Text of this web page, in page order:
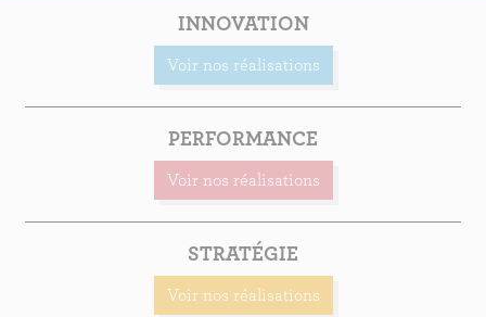
INNOVATION
Voir nos réalisations
PERFORMANCE
Voir nos réalisations
STRATÉGIE
Voir nos réalisations